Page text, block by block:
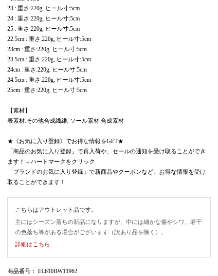
23 : 重さ:220g, ヒール寸:5cm
24 : 重さ:220g, ヒール寸:5cm
25 : 重さ:220g, ヒール寸:5cm
22.5cm : 重さ:220g, ヒール寸:5cm
23cm : 重さ:220g, ヒール寸:5cm
23.5cm : 重さ:220g, ヒール寸:5cm
24cm : 重さ:220g, ヒール寸:5cm
24.5cm : 重さ:220g, ヒール寸:5cm
25cm : 重さ:220g, ヒール寸:5cm
【素材】
表素材:その他合成繊維, ソール素材:合成素材
★《お気に入り登録》でお得な情報をGET★
「商品のお気に入り登録」で再入荷や、セールの通知を受け取ることができ
ます！→ハートマークをクリック
「ブランドのお気に入り登録」で新商品やクーポンなど、お得な情報を受け
取ることができます！
こちらはアウトレット品です。
主にはシーズン落ちの新品になりますが、中には細かな傷やシワ、若干
の色落ち等がある場合がございます（訳あり品を除く）。
詳細はこちら
商品番号 ： EL610BW11962